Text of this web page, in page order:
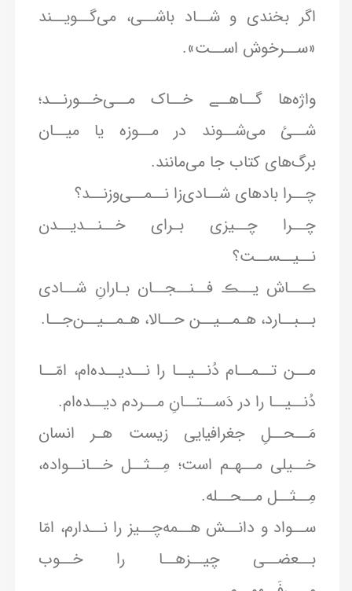
اگر بخندی و شــاد باشــی، می‌گــویــند‌
«ســرخوش اســت».
واژه‌ها گــاهــے خــاک مــی‌خــورنــد؛
شــئ می‌شــوند در مــوزه یا میــان
برگ‌های کتاب جا می‌مانند.
چــرا بادهای شــادی‌زا نــمــی‌وزنــد؟
چــرا چــیزی بـرای خــنــدیــدن
نــیــســت؟
ڪــاش یــڪ فــنــجــان بـارانِ شــادی
بــبــارد، هـمــیــن حــالا، هـمــیــن‌جــا.
مــن تــمــام دُنــیــا را نــدیــده‌ام، امّــا
دُنــیــا را در دَســتــانِ مــردم دیــده‌ام.
مَــحــلِ جغرافیایی زیست هـر انسان
خــیلی مــهـم است؛ مِــثــل خــانــواده،
مِــثــل مــحــله.
ســواد و دانــش هــمه‌چــیز را نــدارم، امّا
بــعضــی چیــزهــا را خــوب